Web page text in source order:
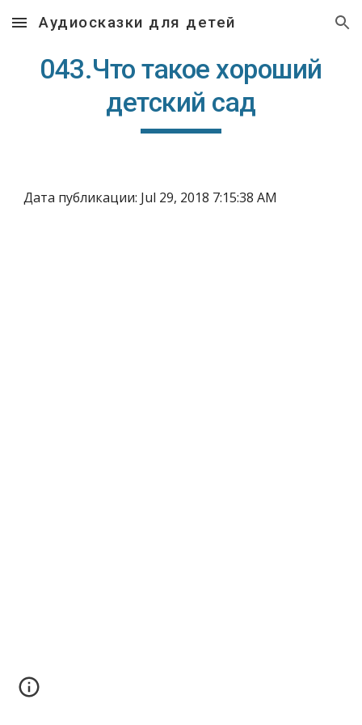
Skip to main content Skip to navigation
Аудиосказки для детей
043.Что такое хороший
детский сад
Дата публикации: Jul 29, 2018 7:15:38 AM